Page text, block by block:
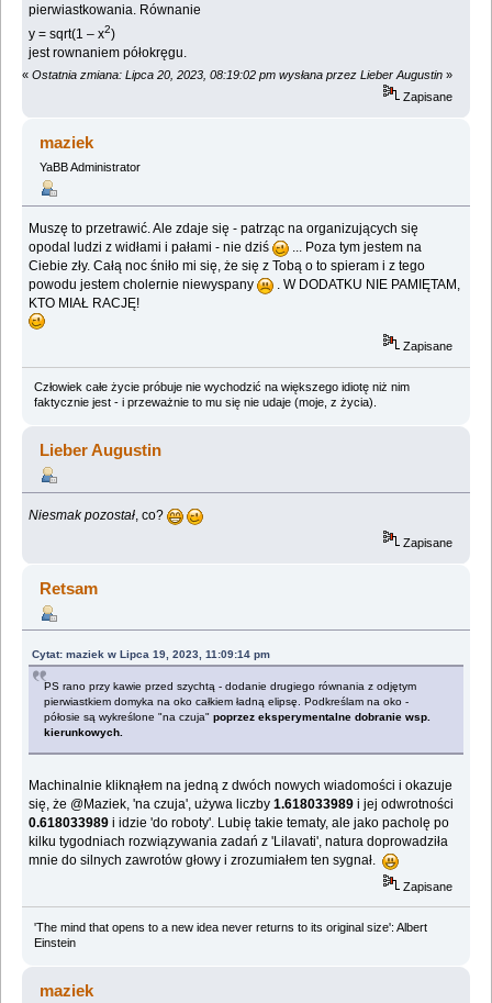
pierwiastkowania. Równanie
y = sqrt(1 – x2)
jest rownaniem półokręgu.
« Ostatnia zmiana: Lipca 20, 2023, 08:19:02 pm wysłana przez Lieber Augustin »
Zapisane
maziek
YaBB Administrator
Muszę to przetrawić. Ale zdaje się - patrząc na organizujących się
opodal ludzi z widłami i pałami - nie dziś
... Poza tym jestem na
Ciebie zły. Całą noc śniło mi się, że się z Tobą o to spieram i z tego
powodu jestem cholernie niewyspany
. W DODATKU NIE PAMIĘTAM,
KTO MIAŁ RACJĘ!
Zapisane
Człowiek całe życie próbuje nie wychodzić na większego idiotę niż nim
faktycznie jest - i przeważnie to mu się nie udaje (moje, z życia).
Lieber Augustin
Niesmak pozostał, co?
Zapisane
Retsam
Cytat: maziek w Lipca 19, 2023, 11:09:14 pm
PS rano przy kawie przed szychtą - dodanie drugiego równania z odjętym
pierwiastkiem domyka na oko całkiem ładną elipsę. Podkreślam na oko -
półosie są wykreślone "na czuja"poprzez eksperymentalne dobranie wsp.
kierunkowych.
Machinalnie kliknąłem na jedną z dwóch nowych wiadomości i okazuje
się, że @Maziek, 'na czuja', używa liczby1.618033989 i jej odwrotności
0.618033989 i idzie 'do roboty'. Lubię takie tematy, ale jako pacholę po
kilku tygodniach rozwiązywania zadań z 'Lilavati', natura doprowadziła
mnie do silnych zawrotów głowy i zrozumiałem ten sygnał.
Zapisane
'The mind that opens to a new idea never returns to its original size': Albert
Einstein
maziek